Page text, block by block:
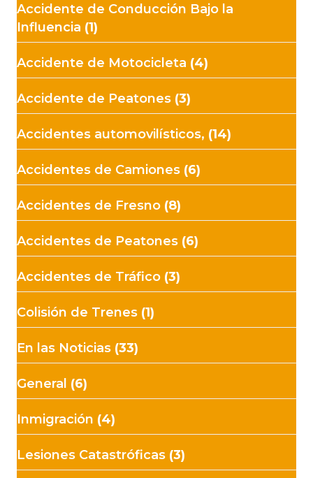
Accidente de Conducción Bajo la
Influencia (1)
Accidente de Motocicleta (4)
Accidente de Peatones (3)
Accidentes automovilísticos, (14)
Accidentes de Camiones (6)
Accidentes de Fresno (8)
Accidentes de Peatones (6)
Accidentes de Tráfico (3)
Colisión de Trenes (1)
En las Noticias (33)
General (6)
Inmigración (4)
Lesiones Catastróficas (3)